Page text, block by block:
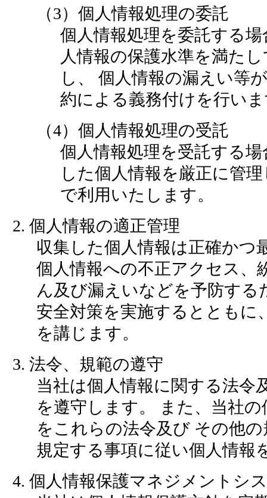
（3）個人情報処理の委託
個人情報処理を委託する
人情報の保護水準を満た
し、 個人情報の漏えい等
約による義務付けを行い
（4）個人情報処理の受託
個人情報処理を受託する
した個人情報を厳正に管
で利用いたします。
2. 個人情報の適正管理
収集した個人情報は正確かつ
個人情報への不正アクセス、
ん及び漏えいなどを予防する
安全対策を実施するとともに
を講じます。
3. 法令、規範の遵守
当社は個人情報に関する法令
を遵守します。 また、当社
をこれらの法令及び その他
規定する事項に従い個人情報
4. 個人情報保護マネジメントシ